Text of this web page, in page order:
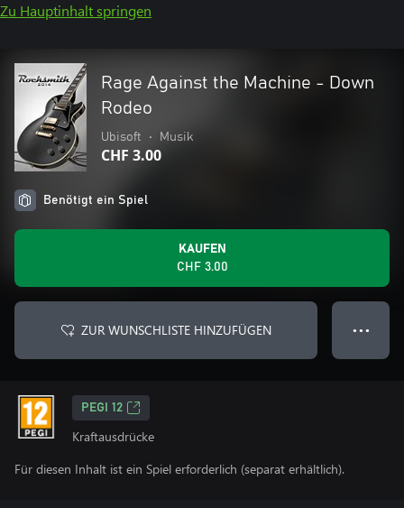
Zu Hauptinhalt springen
Rage Against the Machine - Down
Rodeo
Ubisoft • Musik
CHF 3.00
Benötigt ein Spiel
KAUFEN
CHF 3.00
ZUR WUNSCHLISTE HINZUFÜGEN ● ● ●
PEGI 12
Kraftausdrücke
Für diesen Inhalt ist ein Spiel erforderlich (separat erhältlich).